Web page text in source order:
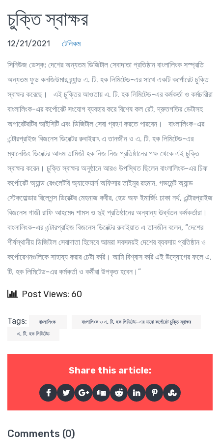
চুক্তি স্বাক্ষর
12/21/2021 টেলিকম
সিনিউজ ডেস্ক: দেশের অন্যতম ডিজিটাল সেবাদাতা প্রতিষ্ঠান বাংলালিংক সস্প্রতি
অন্যতম ফুড কনজিউমার ব্র্যান্ড এ. টি. হক লিমিটেড-এর সাথে একটি কর্পোরেট চুক্তি
স্বাক্ষর করেছে।
এই চুক্তির আওতায় এ. টি. হক লিমিটেড-এর কর্মকর্তা ও কর্মচারীরা
বাংলালিংক-এর কর্পোরেট সংযোগ ব্যবহার করে বিশেষ কল রেট, দ্রুতগতির ডেটাসহ
অপারেটরটির আইসিটি এবং ডিজিটাল সেবা গ্রহণ করতে পারবেন। বাংলালিংক-এর
এন্টারপ্রাইজ বিজনেস ডিরেক্টর রুবাইয়াৎ এ তানজীন ও এ. টি. হক লিমিটেড-এর
ম্যানেজিং ডিরেক্টর আদম তামিজী হক নিজ নিজ প্রতিষ্ঠানের পক্ষ থেকে এই চুক্তি
স্বাক্ষর করেন। চুক্তি স্বাক্ষর অনুষ্ঠানে আরও উপস্থিত ছিলেন বাংলালিংক-এর চিফ
কর্পোরেট অ্যান্ড রেগুলেটরি অ্যাফেয়ার্স অফিসার তাইমুর রহমান, গভমেন্ট অ্যান্ড
স্টেকহোল্ডার রিলেশন্স ডিরেক্টর মেহনাজ কবীর, হেড অফ ইমার্জিং ঢাকা নর্থ, এন্টারপ্রাইজ
বিজনেস গাজী রাফি আহমেদ শামস ও দুই প্রতিষ্ঠানের অন্যান্য ঊর্ধ্বতন কর্মকর্তারা।
বাংলালিংক-এর এন্টারপ্রাইজ বিজনেস ডিরেক্টর রুবাইয়াত এ তানজীন বলেন, “দেশের
শীর্ষস্থানীয় ডিজিটাল সেবাদাতা হিসেবে আমরা সবসময়ই দেশের ব্যবসায় প্রতিষ্ঠান ও
কর্পোরেশনগুলিকে সাহায্য করার চেষ্টা করি। আমি বিশ্বাস করি এই উদ্যোগের ফলে এ.
টি. হক লিমিটেড-এর কর্মকর্তা ও কর্মীরা উপকৃত হবেন।”
Post Views: 60
Tags: বাংলালিংক
বাংলালিংক ও এ. টি. হক লিমিটেড-এর মাঝে কর্পোরেট চুক্তি স্বাক্ষর
এ. টি. হক লিমিটেড
Share this article:
Comments (0)